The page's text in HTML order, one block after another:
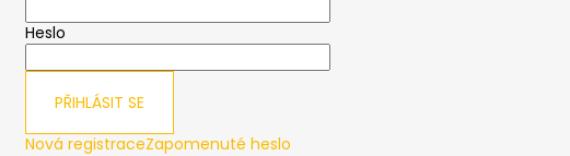
Heslo
PŘIHLÁSIT SE
Nová registraceZapomenuté heslo